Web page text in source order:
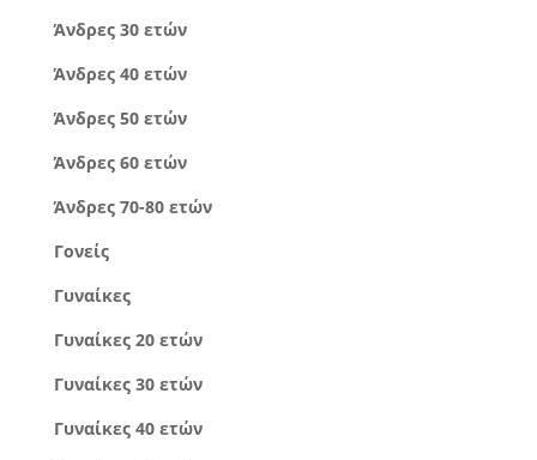
Άνδρες 30 ετών
Άνδρες 40 ετών
Άνδρες 50 ετών
Άνδρες 60 ετών
Άνδρες 70-80 ετών
Γονείς
Γυναίκες
Γυναίκες 20 ετών
Γυναίκες 30 ετών
Γυναίκες 40 ετών